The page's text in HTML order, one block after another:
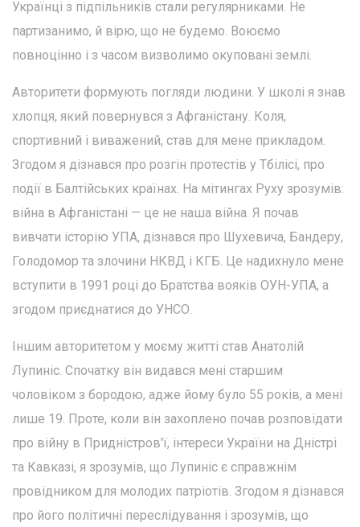
Українці з підпільників стали регулярниками. Не
партизанимо, й вірю, що не будемо. Воюємо
повноцінно і з часом визволимо окуповані землі.
Авторитети формують погляди людини. У школі я знав
хлопця, який повернувся з Афганістану. Коля,
спортивний і виважений, став для мене прикладом.
Згодом я дізнався про розгін протестів у Тбілісі, про
події в Балтійських країнах. На мітингах Руху зрозумів:
війна в Афганістані — це не наша війна. Я почав
вивчати історію УПА, дізнався про Шухевича, Бандеру,
Голодомор та злочини НКВД і КГБ. Це надихнуло мене
вступити в 1991 році до Братства вояків ОУН-УПА, а
згодом приєднатися до УНСО.
Іншим авторитетом у моєму житті став Анатолій
Лупиніс. Спочатку він видався мені старшим
чоловіком з бородою, адже йому було 55 років, а мені
лише 19. Проте, коли він захоплено почав розповідати
про війну в Придністров'ї, інтереси України на Дністрі
та Кавказі, я зрозумів, що Лупиніс є справжнім
провідником для молодих патріотів. Згодом я дізнався
про його політичні переслідування і зрозумів, що